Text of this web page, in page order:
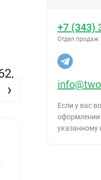
›
+7 (343)
Отдел продаж
Если у вас
оформлении
указанному